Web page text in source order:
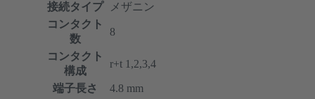
接続タイプ
メザニン
コンタクト
数
8
コンタクト
構成
r+t 1,2,3,4
端子長さ
4.8 mm